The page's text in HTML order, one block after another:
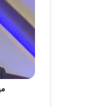
ر
د
ا
د
م
ی
ن